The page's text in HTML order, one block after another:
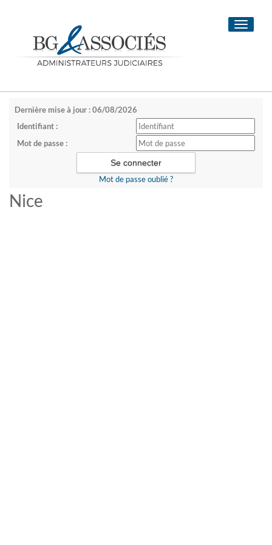
Toggle
Dernière mise à jour : 06/08/2026
Identifiant :
Mot de passe :
Mot de passe oublié ?
Nice